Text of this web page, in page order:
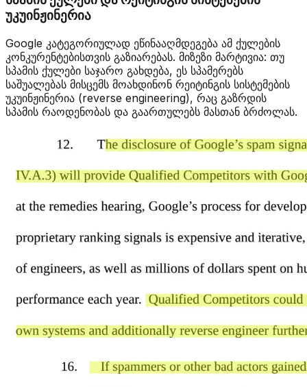
უკუინჟინერია
Google კატეგორიულად ეწინააღმდეგება ამ ქულების
კონკურენტებისთვის გაზიარებას. მიზეზი მარტივია: თუ
სპამის ქულები საჯარო გახდება, ეს სპამერებს
საშუალებას მისცემს მოახდინონ რეიტინგის სისტემების
უკუინჟინერია (reverse engineering), რაც გაზრდის
სპამის რაოდენობას და გაართულებს მასთან ბრძოლას.